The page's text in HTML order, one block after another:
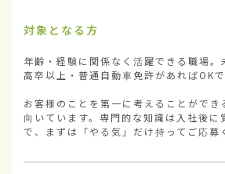
対象となる方
年齢・経験に関係なく活躍できる職場。
高卒以上・普通自動車免許があればOKで
お客様のことを第一に考えることができ
向いています。専門的な知識は入社後に
で、まずは「やる気」だけ持ってご応